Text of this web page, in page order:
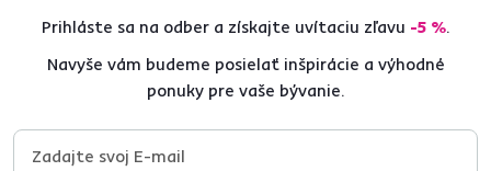
Prihláste sa na odber a získajte uvítaciu zľavu -5 %.
Navyše vám budeme posielať inšpirácie a výhodné
ponuky pre vaše bývanie.